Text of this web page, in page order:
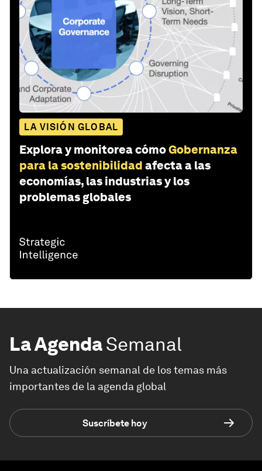
LA VISIÓN GLOBAL
Explora y monitorea cómoGobernanza
para la sostenibilidad afecta a las
economías, las industrias y los
problemas globales
La AgendaSemanal
Una actualización semanal de los temas más
importantes de la agenda global
Suscríbete hoy